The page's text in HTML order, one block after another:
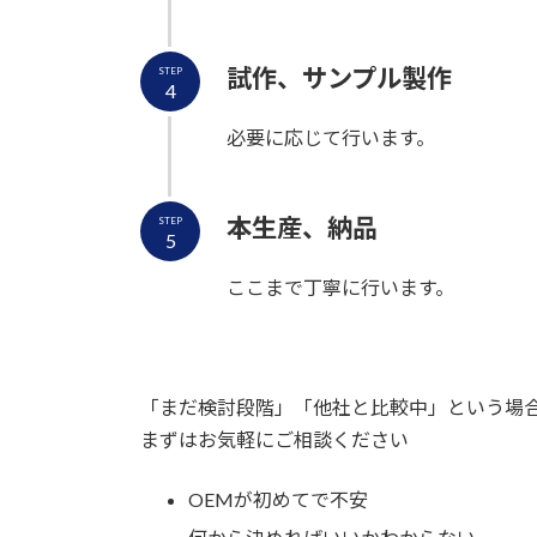
試作、サンプル製作
必要に応じて行います。
STEP
4
本生産、納品
ここまで丁寧に行います。
STEP
5
「まだ検討段階」「他社と比較中」という場
まずはお気軽にご相談ください
OEMが初めてで不安